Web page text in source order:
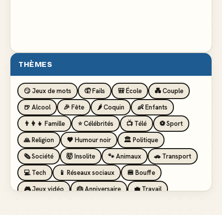
THÈMES
😏 Jeux de mots 🤦 Fails 🎒 École
💑 Couple
🍺 Alcool
🎉 Fête 🌶️ Coquin
👶 Enfants
👨‍👩‍👧 Famille
⭐ Célébrités 📺 Télé
⚽ Sport
🙏 Religion
🖤 Humour noir
🏛️ Politique
🗞️ Société
🤯 Insolite 🐾 Animaux
🚗 Transport
💻 Tech
📱 Réseaux sociaux
🍔 Bouffe
🎮 Jeux vidéo
🎂 Anniversaire
💼 Travail